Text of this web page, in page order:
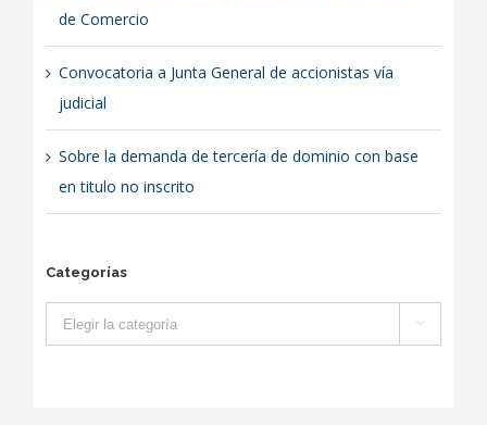
de Comercio
Convocatoria a Junta General de accionistas vía
judicial
Sobre la demanda de tercería de dominio con base
en titulo no inscrito
Categorías
Categorías 